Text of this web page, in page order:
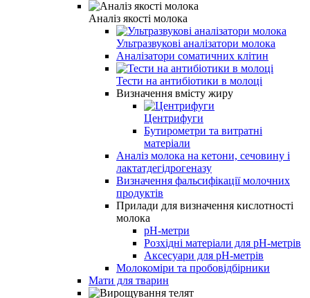
Аналіз якості молока
Ультразвукові аналізатори молока
Аналізатори соматичних клітин
Тести на антибіотики в молоці
Визначення вмісту жиру
Центрифуги
Бутирометри та витратні
матеріали
Аналіз молока на кетони, сечовину і
лактатдегідрогеназу
Визначення фальсифікації молочних
продуктів
Прилади для визначення кислотності
молока
pH-метри
Розхідні матеріали для рН-метрів
Аксесуари для рН-метрів
Молокоміри та пробовідбірники
Мати для тварин